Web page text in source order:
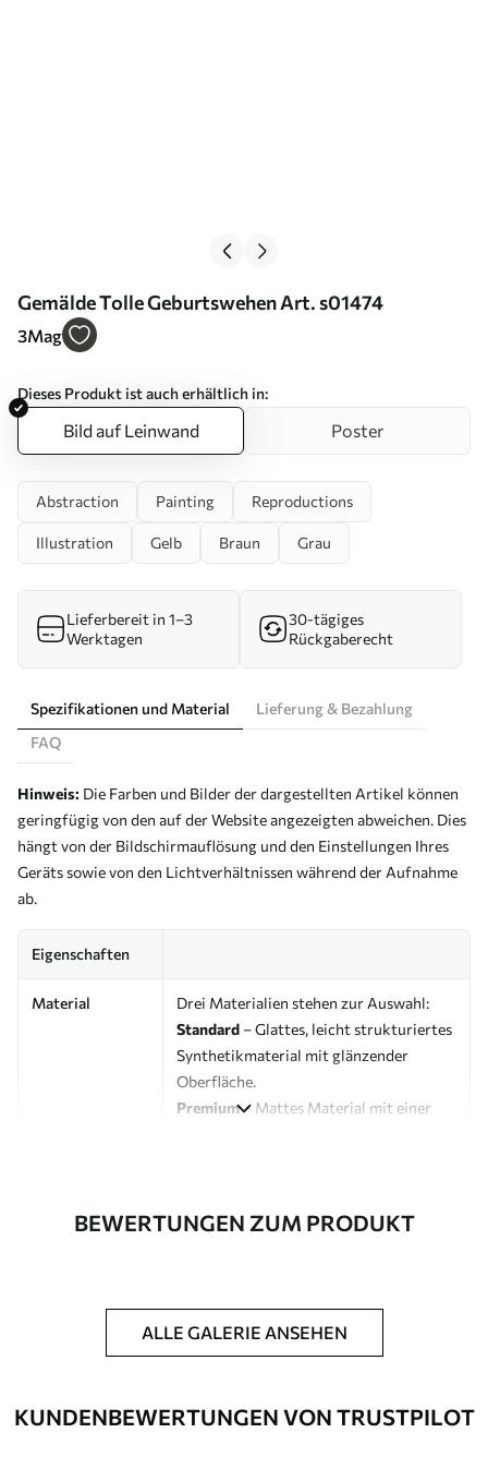
Gemälde Tolle Geburtswehen Art. s01474
3Mag
Dieses Produkt ist auch erhältlich in:
Bild auf Leinwand Poster
Abstraction Painting Reproductions
Illustration Gelb Braun Grau
Lieferbereit in 1–3
Werktagen
30-tägiges
Rückgaberecht
Spezifikationen und Material
Lieferung & Bezahlung
FAQ
Hinweis: Die Farben und Bilder der dargestellten Artikel können
geringfügig von den auf der Website angezeigten abweichen. Dies
hängt von der Bildschirmauflösung und den Einstellungen Ihres
Geräts sowie von den Lichtverhältnissen während der Aufnahme
ab.
Eigenschaften
Material
Drei Materialien stehen zur Auswahl:
Standard – Glattes, leicht strukturiertes
Synthetikmaterial mit glänzender
Oberfläche.
Premium– Mattes Material mit einer
aus 100 % Baumwolle.
Artikelnummer s01474
Zusätzliche
Möglichkeit, einen Schutzlack
Bildes zu erhöhen.
BEWERTUNGEN ZUM PRODUKT
ALLE GALERIE ANSEHEN
KUNDENBEWERTUNGEN VON TRUSTPILOT